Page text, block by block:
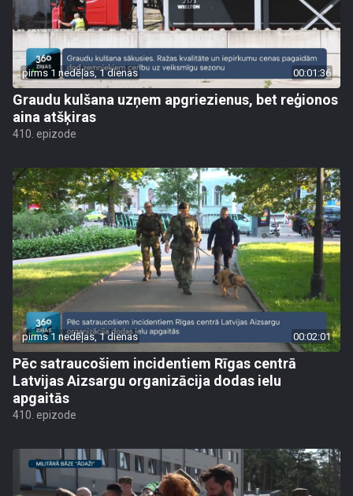
pirms 1 nedēļas, 1 dienas 00:01:36
Graudu kulšana uzņem apgriezienus, bet reģionos
aina atšķiras
410. epizode
pirms 1 nedēļas, 1 dienas 00:02:01
Pēc satraucošiem incidentiem Rīgas centrā
Latvijas Aizsargu organizācija dodas ielu
apgaitās
410. epizode